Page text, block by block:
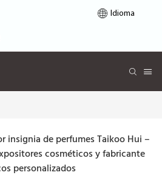
Idioma
insignia de perfumes Taikoo Hui –
cosméticos y fabricante
personalizados